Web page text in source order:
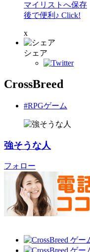
マイリストへ保存
後で便利♪ Click!
x
シェア
CrossBreed
#RPGゲーム
強そうな人
フォロー